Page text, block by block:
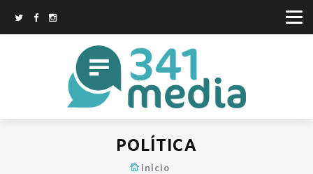
POLÍTICA
inicio